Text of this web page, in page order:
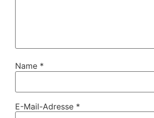
Name *
E-Mail-Adresse *